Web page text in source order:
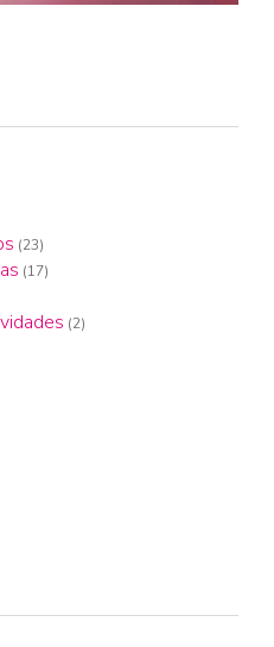
(23)
(17)
(2)